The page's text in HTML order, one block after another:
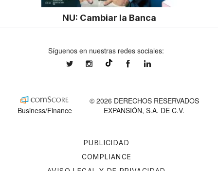
NU: Cambiar la Banca
PUBLICIDAD
COMPLIANCE
Síguenos en nuestras redes sociales:
expansionmxexpansionmx ExpansionMex
Business/Finance
© 2026 DERECHOS RESERVADOS
EXPANSIÓN, S.A. DE C.V.